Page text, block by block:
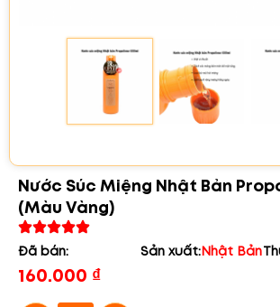
Nước Súc Miệng Nhật Bản
(màu Vàng)
Đã bán: Sản xuất:Nhật Bản
160.000 ₫